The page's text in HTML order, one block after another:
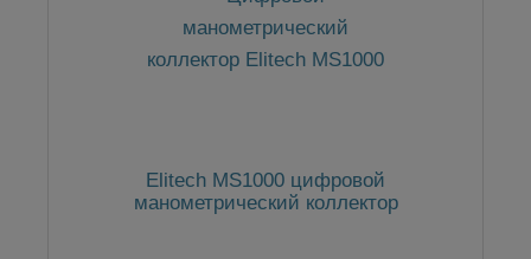
Elitech MS1000 цифровой
манометрический коллектор